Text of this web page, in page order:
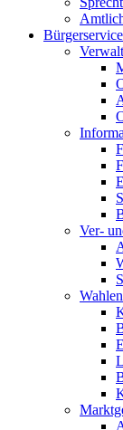
Ver-
Wahlen